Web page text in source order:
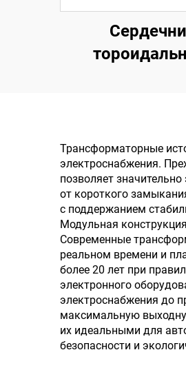
стали,
питания
Трансформаторные
электроснабжения.
позволяет
от короткого
с поддержанием
Модульная
Современные
реальном времени и
более 20 лет при
электронного
электроснабжения до
максимальную
их идеальными для
безопасности и